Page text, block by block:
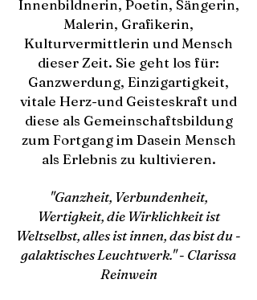
Innenbildnerin, Poetin, Sängerin,
Malerin, Grafikerin,
Kulturvermittlerin und Mensch
dieser Zeit. Sie geht los für:
Ganzwerdung, Einzigartigkeit,
vitale Herz-und Geisteskraft und
diese als Gemeinschaftsbildung
zum Fortgang im Dasein Mensch
als Erlebnis zu kultivieren.
"Ganzheit, Verbundenheit,
Wertigkeit, die Wirklichkeit ist
Weltselbst, alles ist innen, das bist du -
galaktisches Leuchtwerk." - Clarissa
Reinwein